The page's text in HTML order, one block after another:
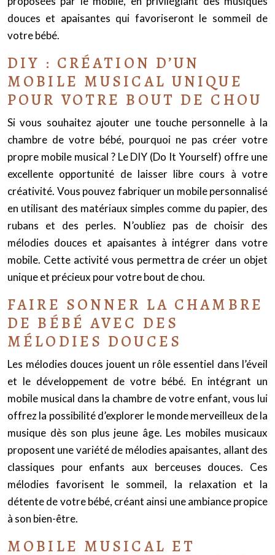
douces et apaisantes qui favoriseront le sommeil de
votre bébé.
DIY : CRÉATION D’UN
MOBILE MUSICAL UNIQUE
POUR VOTRE BOUT DE CHOU
Si vous souhaitez ajouter une touche personnelle à la
chambre de votre bébé, pourquoi ne pas créer votre
propre mobile musical ? Le DIY (Do It Yourself) offre une
excellente opportunité de laisser libre cours à votre
créativité. Vous pouvez fabriquer un mobile personnalisé
en utilisant des matériaux simples comme du papier, des
rubans et des perles. N’oubliez pas de choisir des
mélodies douces et apaisantes à intégrer dans votre
mobile. Cette activité vous permettra de créer un objet
unique et précieux pour votre bout de chou.
FAIRE SONNER LA CHAMBRE
DE BÉBÉ AVEC DES
MÉLODIES DOUCES
Les mélodies douces jouent un rôle essentiel dans l’éveil
et le développement de votre bébé. En intégrant un
mobile musical dans la chambre de votre enfant, vous lui
offrez la possibilité d’explorer le monde merveilleux de la
musique dès son plus jeune âge. Les mobiles musicaux
proposent une variété de mélodies apaisantes, allant des
classiques pour enfants aux berceuses douces. Ces
mélodies favorisent le sommeil, la relaxation et la
détente de votre bébé, créant ainsi une ambiance propice
à son bien-être.
MOBILE MUSICAL ET